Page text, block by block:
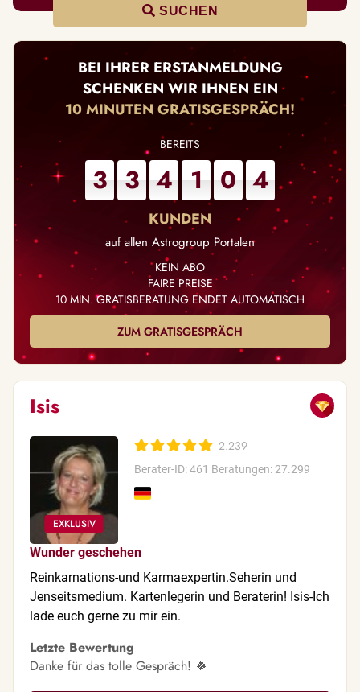
SUCHEN
BEI IHRER ERSTANMELDUNG
SCHENKEN WIR IHNEN EIN
10 MINUTEN GRATISGESPRÄCH!
3 3 4 1 0 4
auf allen Astrogroup Portalen
KEIN ABO
FAIRE PREISE
10 MIN. GRATISBERATUNG ENDET AUTOMATISCH
ZUM GRATISGESPRÄCH
Isis
2.239
Berater-ID: 461 Beratungen: 27.299
Wunder geschehen
Reinkarnations-und Karmaexpertin.Seherin und
Jenseitsmedium. Kartenlegerin und Beraterin! Isis-Ich
lade euch gerne zu mir ein.
Letzte Bewertung
Danke für das tolle Gespräch! 🍀